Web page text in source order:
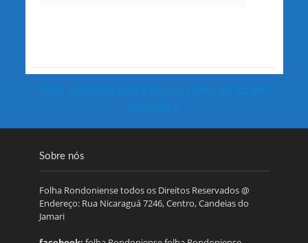
IBGE confirma outra alta na conta de luz em
setembro
Sobre nós
Folha Rondoniense todos os Direitos Reservados @
Endereço: Rua Nicaraguá 7246, Centro, Candeias do
Jamari